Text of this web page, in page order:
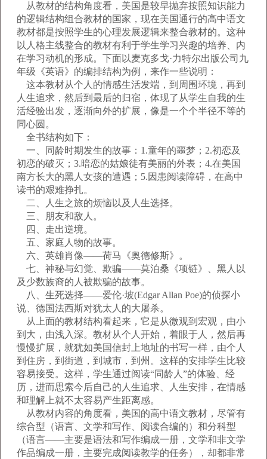
从教材的结构角度看，美国是较早抛弃按照知识能力
的逻辑结构组合教材的国家，现在美国通行的高中语文
教材都是按照学生的心理发展逻辑来整合教材的。这种
以人格主线整合的教材有利于学生学习兴趣的培养、内
在学习动机的形成。下面以麦克多戈·力特尔出版公司九
年级《英语》的编排结构为例，来作一些说明：
这本教材从个人的情感生活发端，到周围环境，再到
人生追求，然后到最后的归宿，体现了从学生自我的生
活经验出发，逐渐向外的扩展，像是一个个半径不等的
同心圆。
全书结构如下：
一、同龄时期发生的故事：1.童年的噩梦；2.初恋及
初恋的破灭；3.暗恋的姑娘徒有美丽的外表；4.在美国
南方长大的黑人女孩的遭遇；5.因患阅读障碍，在高中
读书的艰难挣扎。
二、人生之旅的烦恼以及人生选择。
三、朋友和敌人。
四、走出逆境。
五、家庭人物的故事。
六、英雄肖像——荷马《奥德修斯》。
七、神秘与幻觉、欺骗——莫泊桑《项链》、黑人以
及少数族裔的人被欺骗的故事。
八、生死选择——爱伦·坡(Edgar Allan Poe)的侦探小
说、德国法西斯对犹太人的大屠杀。
从上面的教材结构看起来，它是从微观到宏观，由小
到大，由浅入深。教材从个人开始，着眼于人，然后再
慢慢扩展，就犹如美国信封上地址的书写一样，由个人
到住房，到街道，到城市，到州。这样的安排学生比较
容易接受。这样，学生通过阅读“同龄人”的体验、经
历，进而思索今后自己的人生追求、人生安排，在情感
和理解上就不太容易产生距离感。
从教材内容的角度看，美国的高中语文教材，尽管有
综合型（语言、文学和写作、阅读合编的）和分科型
（语言——主要是语法和写作编成一册，文学和非文学
作品编成一册，主要完成阅读教学的任务），却都非常